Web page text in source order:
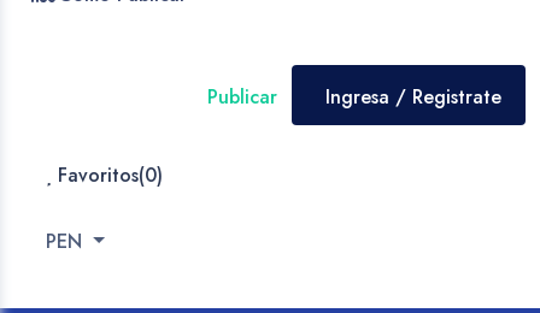
Publicar Ingresa / Registrate
Favoritos(0)
PEN